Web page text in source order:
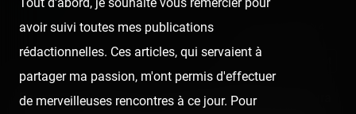
Pause « petits plaisirs » au Cita-Parc de Lille, où on aura
avoir suivi toutes mes publications
rédactionnelles. Ces articles, qui servaient à
partager ma passion, m'ont permis d'effectuer
de merveilleuses rencontres à ce jour. Pour